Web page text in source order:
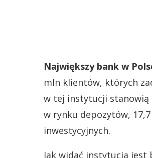
Największy bank w
mln klientów, których
w tej instytucji stanowią
w rynku depozytów,
inwestycyjnych.
Jak widać instytucja